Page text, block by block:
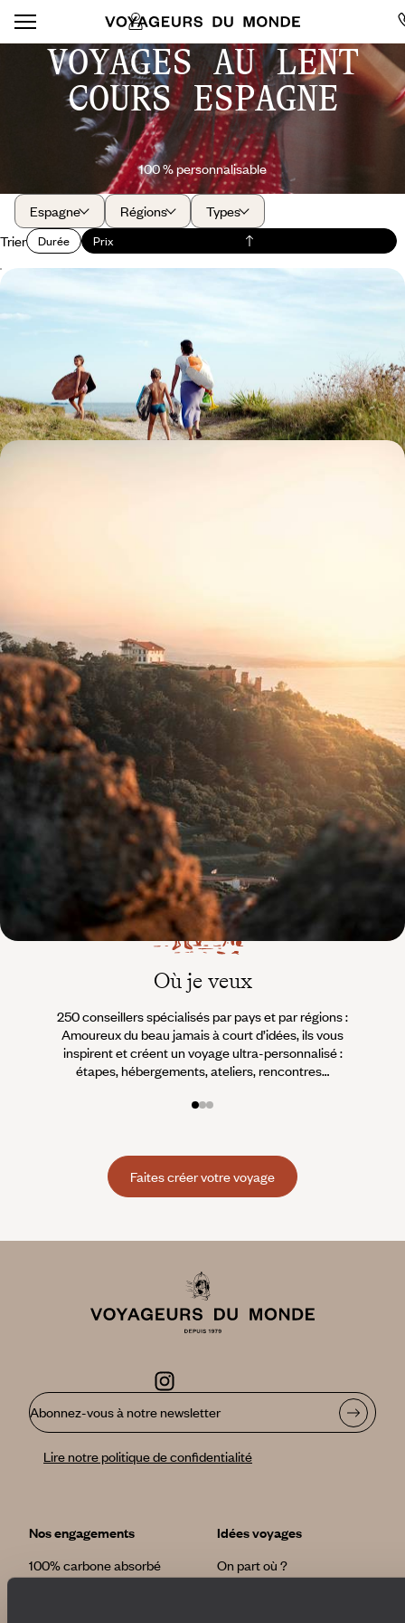
VOYAGES AU LENT
COURS ESPAGNE
100 % personnalisable
Espagne Régions
Types
Trier
Durée Prix
Un été en famille - Sur les routes d’Espagne et du
Portugal
Explorer le nord de la péninsule ibérique avec les enfants, en toute
liberté et à votre rythme
15 jours, de CHF 1700 à CHF 2200
L’espritVoyageurs du
Monde
Voyager en toute liberté selon ses envies,
ses idées, ses passions
Où je veux
250 conseillers spécialisés par pays et par régions :
Amoureux du beau jamais à court d’idées, ils vous
inspirent et créent un voyage ultra-personnalisé :
étapes, hébergements, ateliers, rencontres…
Faites créer votre voyage
Abonnez-vous à notre newsletter
Lire notre politique de confidentialité
Nos engagements
100% carbone absorbé
Idées voyages
On part où ?